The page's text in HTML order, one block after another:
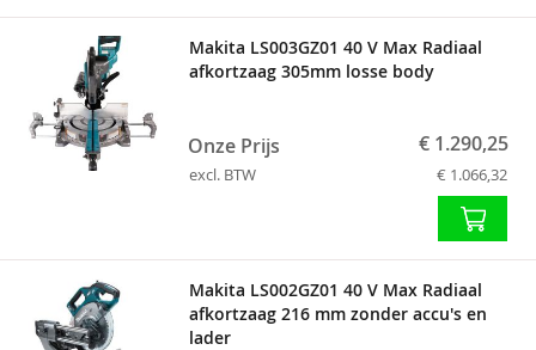
Makita LS003GZ01 40 V Max Radiaal
afkortzaag 305mm losse body
Onze Prijs € 1.290,25
excl. BTW € 1.066,32
Makita LS002GZ01 40 V Max Radiaal
afkortzaag 216 mm zonder accu's en
lader